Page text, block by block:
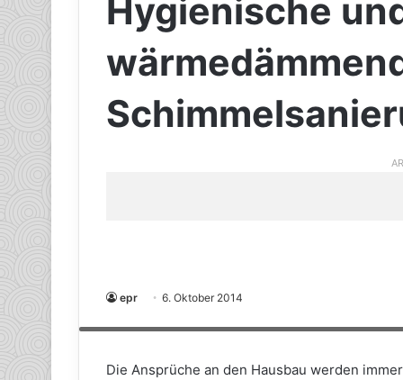
Hygienische
epr 6. Oktober 2014
Schlank und leistungsfähig: In der nur 30 Millimeter
Die Ansprüche an den Hausbau werden